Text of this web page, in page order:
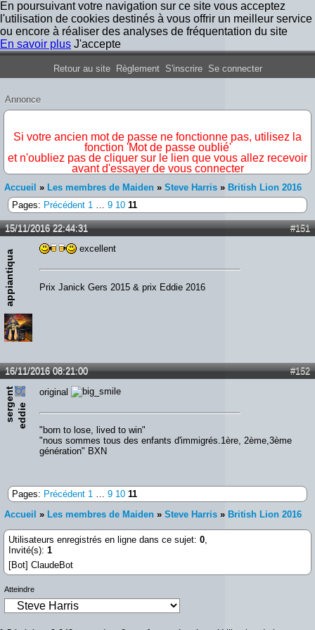
En poursuivant votre navigation sur ce site vous acceptez
l'utilisation de cookies destinés à vous offrir un meilleur service
ou encore à réaliser des analyses de fréquentation du site
En savoir plus J'accepte
Forum Iron Maiden France
Retour au site Règlement S'inscrire Se connecter
Annonce
Si votre ancien mot de passe ne fonctionne pas, utilisez la
fonction 'Mot de passe oublié'
et n'oubliez pas de cliquer sur le lien que vous allez recevoir
avant d'essayer de vous connecter
Accueil » Les membres de Maiden » Steve Harris » British Lion 2016
Pages: Précédent 1 … 9 10 11
#151
15/11/2016 22:44:31
appiantiqua
excellent
Prix Janick Gers 2015 & prix Eddie 2016
#152
16/11/2016 08:21:00
s
e
rg
e
n
t
e
d
d
ie
original
"born to lose, lived to win"
"nous sommes tous des enfants d'immigrés.1ère, 2ème,3ème
génération" BXN
Pages: Précédent 1 9 10 11
Accueil » Les membres de Maiden » Steve Harris » British Lion 2016
Utilisateurs enregistrés en ligne dans ce sujet: 0
Invité(s): 1
[Bot] ClaudeBot
Atteindre